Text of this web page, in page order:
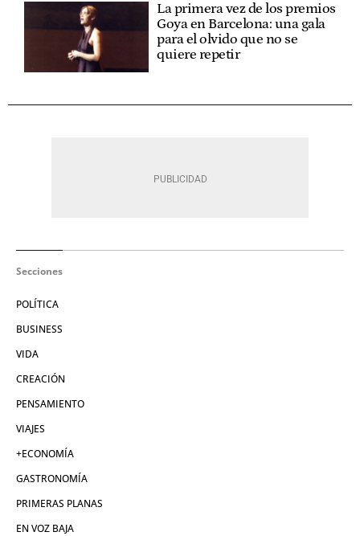
La primera vez de los premios
Goya en Barcelona: una gala
para el olvido que no se
quiere repetir
Secciones
POLÍTICA
BUSINESS
VIDA
CREACIÓN
PENSAMIENTO
VIAJES
+ECONOMÍA
GASTRONOMÍA
PRIMERAS PLANAS
EN VOZ BAJA